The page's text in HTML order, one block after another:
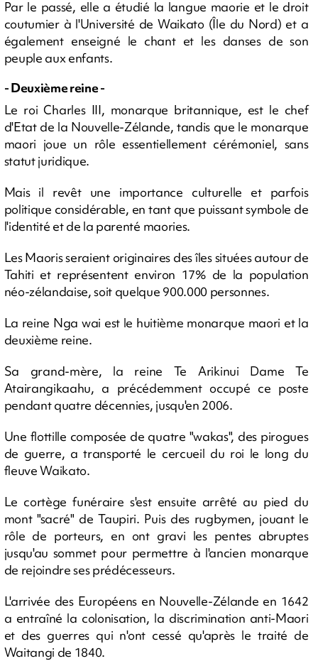
Par le passé, elle a étudié la langue maorie et le droit
coutumier à l'Université de Waikato (Île du Nord) et a
également enseigné le chant et les danses de son
peuple aux enfants.
- Deuxième reine -
Le roi Charles III, monarque britannique, est le chef
d'Etat de la Nouvelle-Zélande, tandis que le monarque
maori joue un rôle essentiellement cérémoniel, sans
statut juridique.
Mais il revêt une importance culturelle et parfois
politique considérable, en tant que puissant symbole de
l'identité et de la parenté maories.
Les Maoris seraient originaires des îles situées autour de
Tahiti et représentent environ 17% de la population
néo-zélandaise, soit quelque 900.000 personnes.
La reine Nga wai est le huitième monarque maori et la
deuxième reine.
Sa grand-mère, la reine Te Arikinui Dame Te
Atairangikaahu, a précédemment occupé ce poste
pendant quatre décennies, jusqu'en 2006.
Une flottille composée de quatre "wakas", des pirogues
de guerre, a transporté le cercueil du roi le long du
fleuve Waikato.
Le cortège funéraire s'est ensuite arrêté au pied du
mont "sacré" de Taupiri. Puis des rugbymen, jouant le
rôle de porteurs, en ont gravi les pentes abruptes
jusqu'au sommet pour permettre à l'ancien monarque
de rejoindre ses prédécesseurs.
L'arrivée des Européens en Nouvelle-Zélande en 1642
a entraîné la colonisation, la discrimination anti-Maori
et des guerres qui n'ont cessé qu'après le traité de
Waitangi de 1840.